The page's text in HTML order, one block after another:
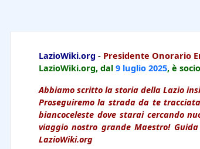
LazioWiki.org - Presidente Onorario
LazioWiki.org, dal 9 luglio 2025, è
Abbiamo scritto la storia della Lazio
Proseguiremo la strada da te
biancoceleste dove starai cercando
viaggio nostro grande Maestro!
LazioWiki.org